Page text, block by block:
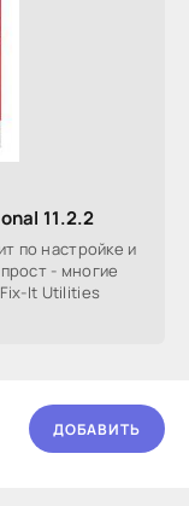
11.2.2
по настройке и
- многие
It Utilities
ДОБАВИТЬ